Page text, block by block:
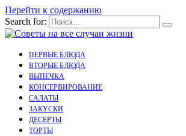
Перейти к содержанию
Search for:
ПЕРВЫЕ БЛЮДА
ВТОРЫЕ БЛЮДА
ВЫПЕЧКА
КОНСЕРВИРОВАНИЕ
САЛАТЫ
ЗАКУСКИ
ДЕСЕРТЫ
ТОРТЫ